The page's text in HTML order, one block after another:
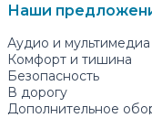
Наши
Аудио и мультимедиа
Комфорт и тишина
Безопасность
В дорогу
Дополнительное